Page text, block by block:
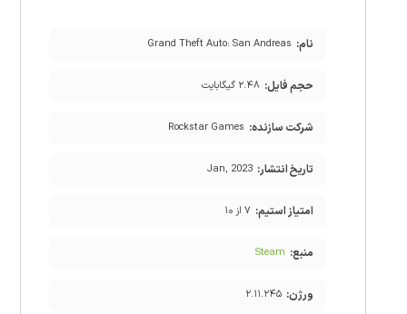
نام: Grand Theft Auto: San Andreas
حجم فایل: ۲.۴۸ گیگابایت
شرکت سازنده: Rockstar Games
تاریخ انتشار: Jan, 2023
امتیاز استیم: ۷ از ۱۰
منبع: Steam
ورژن: ۲.۱۱.۲۴۵